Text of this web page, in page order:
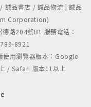
品書店 / 誠品物流 | 誠品
Corporation)
路204號B1 服務電話：
8921
使用瀏覽器版本：Google
/ Safari 版本11以上